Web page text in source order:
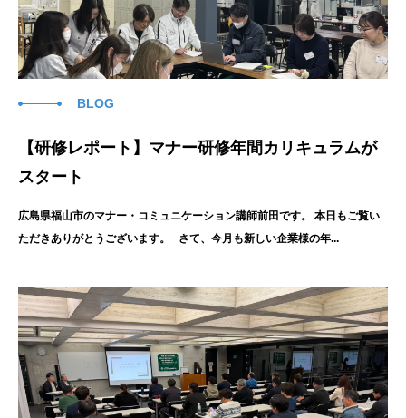
BLOG
【研修レポート】マナー研修年間カリキュラムが
スタート
広島県福山市のマナー・コミュニケーション講師前田です。 本日もご覧い
ただきありがとうございます。 さて、今月も新しい企業様の年...